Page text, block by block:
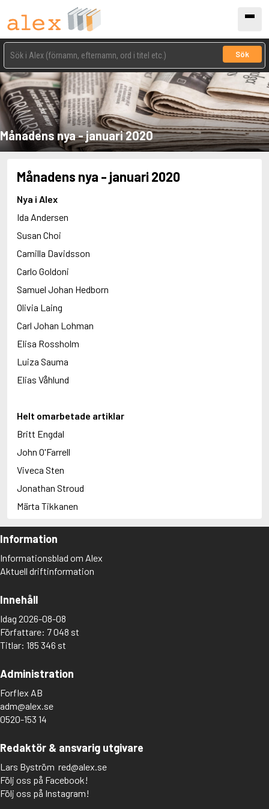
Sök
Månadens nya - januari 2020
Månadens nya - januari 2020
Nya i Alex
Ida Andersen
Susan Choi
Camilla Davidsson
Carlo Goldoni
Samuel Johan Hedborn
Olivia Laing
Carl Johan Lohman
Elisa Rossholm
Luiza Sauma
Elias Våhlund
Helt omarbetade artiklar
Britt Engdal
John O'Farrell
Viveca Sten
Jonathan Stroud
Märta Tikkanen
Information
Informationsblad om Alex
Aktuell driftinformation
Innehåll
Idag 2026-08-08
Författare: 7 048 st
Titlar: 185 346 st
Administration
Forflex AB
adm@alex.se
0520-153 14
Redaktör & ansvarig utgivare
Lars Byström red@alex.se
Följ oss på Facebook!
Följ oss på Instagram!